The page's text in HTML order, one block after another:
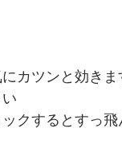
カツンと効きま
クするとすっ飛